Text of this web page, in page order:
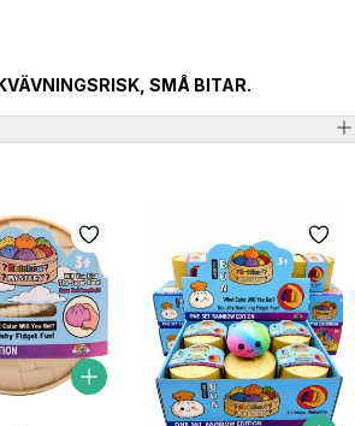
SMÅ BITAR.